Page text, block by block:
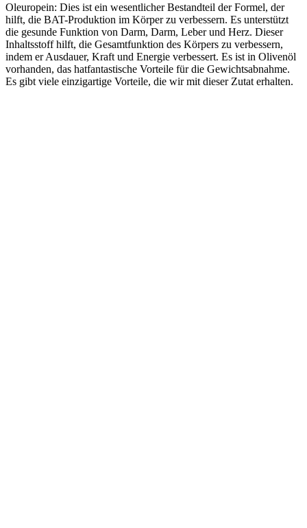
Oleuropein: Dies ist ein wesentlicher Bestandteil der Formel, der
hilft, die BAT-Produktion im Körper zu verbessern. Es unterstützt
die gesunde Funktion von Darm, Darm, Leber und Herz. Dieser
Inhaltsstoff hilft, die Gesamtfunktion des Körpers zu verbessern,
indem er Ausdauer, Kraft und Energie verbessert. Es ist in Olivenöl
vorhanden, das hatfantastische Vorteile für die Gewichtsabnahme.
Es gibt viele einzigartige Vorteile, die wir mit dieser Zutat erhalten.